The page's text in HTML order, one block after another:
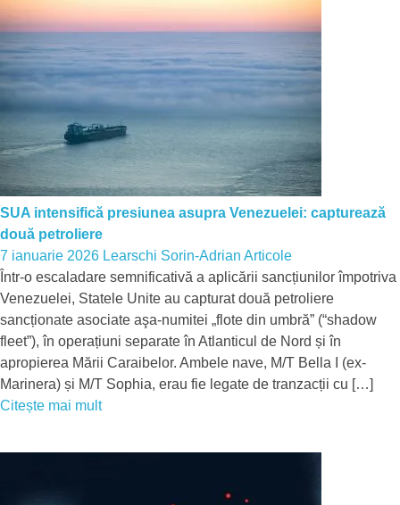
SUA intensifică presiunea asupra Venezuelei: capturează
două petroliere
7 ianuarie 2026 Learschi Sorin-Adrian Articole
Într-o escaladare semnificativă a aplicării sancțiunilor împotriva
Venezuelei, Statele Unite au capturat două petroliere
sancționate asociate aşa-numitei „flote din umbră” (“shadow
fleet”), în operațiuni separate în Atlanticul de Nord și în
apropierea Mării Caraibelor. Ambele nave, M/T Bella I (ex-
Marinera) și M/T Sophia, erau fie legate de tranzacții cu […]
Citește mai mult